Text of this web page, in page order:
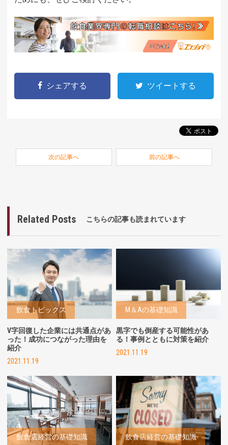
シェアする ツイートする
次の記事へ 前の記事へ
Related Posts こちらの記事も読まれています
飲食トピックス
V字回復した企業には共通点があ
った！成功につながった理由を
紹介
2021.11.19
M＆Aの基礎知識
黒字でも倒産する可能性があ
る！事例とともに対策を紹介
2021.11.19
飲食店経営の基礎知識 飲食店経営の基礎知識